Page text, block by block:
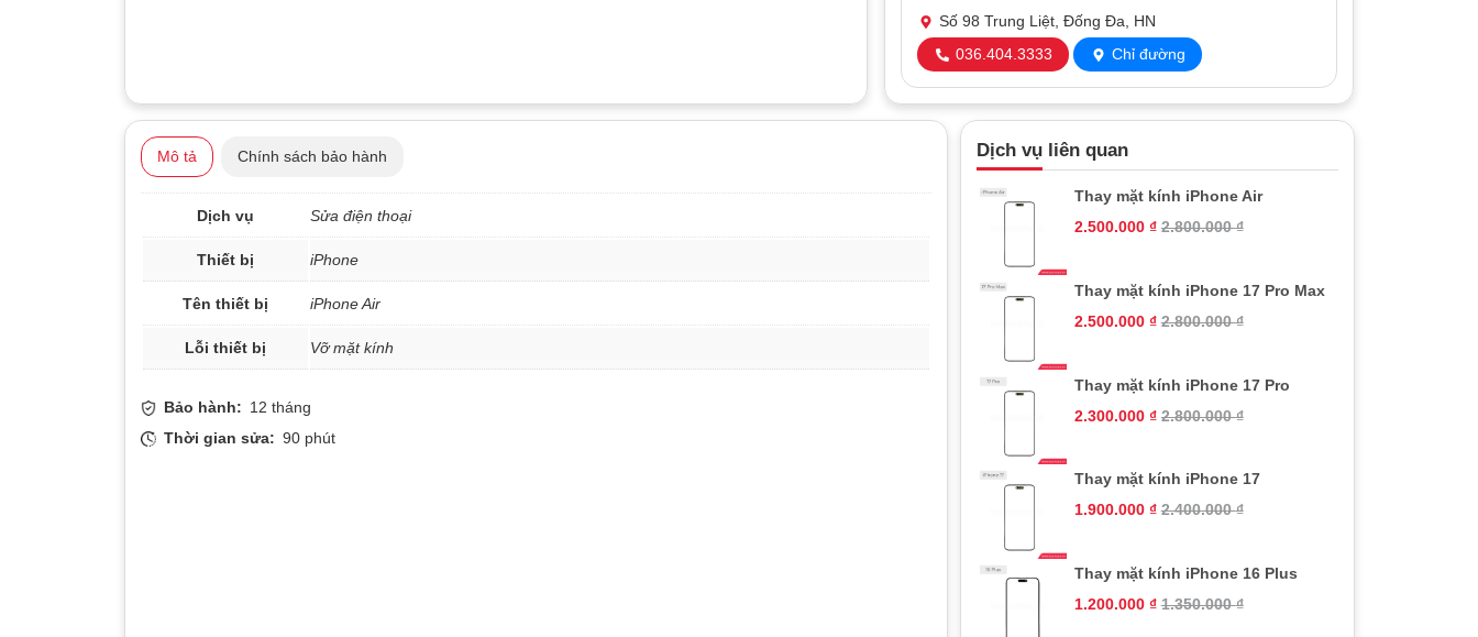
Số 98 Trung Liệt, Đống Đa, HN
036.404.3333
Chỉ đường
Mô tả Chính sách bảo hành
Dịch vụ Sửa điện thoại
Thiết bị iPhone
Tên thiết bị iPhone Air
Lỗi thiết bị Vỡ mặt kính
Bảo hành: 12 tháng
Thời gian sửa: 90 phút
Dịch vụ liên quan
Thay mặt kính iPhone Air
2.500.000 ₫ 2.800.000₫
Thay mặt kính iPhone 17 Pro Max
2.500.000 ₫ 2.800.000₫
Thay mặt kính iPhone 17 Pro
2.300.000 ₫ 2.800.000₫
Thay mặt kính iPhone 17
1.900.000 ₫ 2.400.000₫
Thay mặt kính iPhone 16 Plus
1.200.000 ₫ 1.350.000₫